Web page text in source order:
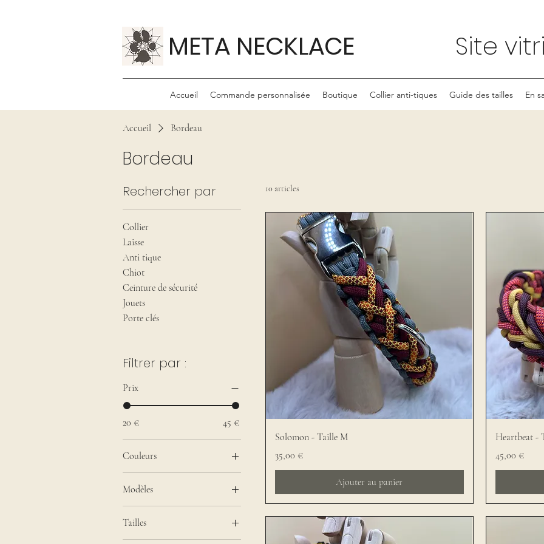
META NECKLACE Site
Accueil Commande personnalisée Boutique Collier anti-tiques Guide des tailles En
Accueil Bordeau
Bordeau
Rechercher par
Collier
Laisse
Anti tique
Chiot
Ceinture de sécurité
Jouets
Porte clés
Filtrer par :
Prix
20 € 45 €
Couleurs
Gris
Modèles
Dragon Tamer
Tailles
10 articles
Solomon - Taille M
Prix
35,00 €
Ajouter au panier
Heartbeat -
Prix
45,00 €